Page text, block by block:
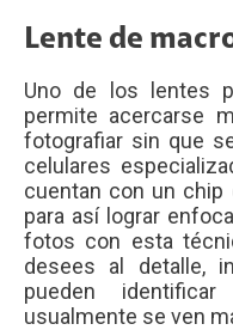
Lente de
Uno de los lentes
permite acercarse
fotografiar sin que
celulares
cuentan con un
para así lograr
fotos con esta
desees al detalle,
pueden
usualmente se ven